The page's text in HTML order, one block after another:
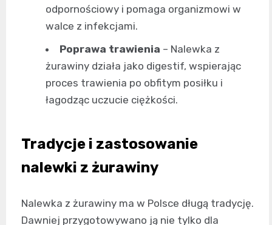
odpornościowy i pomaga organizmowi w
walce z infekcjami.
Poprawa trawienia – Nalewka z
żurawiny działa jako digestif, wspierając
proces trawienia po obfitym posiłku i
łagodząc uczucie ciężkości.
Tradycje i zastosowanie
nalewki z żurawiny
Nalewka z żurawiny ma w Polsce długą tradycję.
Dawniej przygotowywano ją nie tylko dla